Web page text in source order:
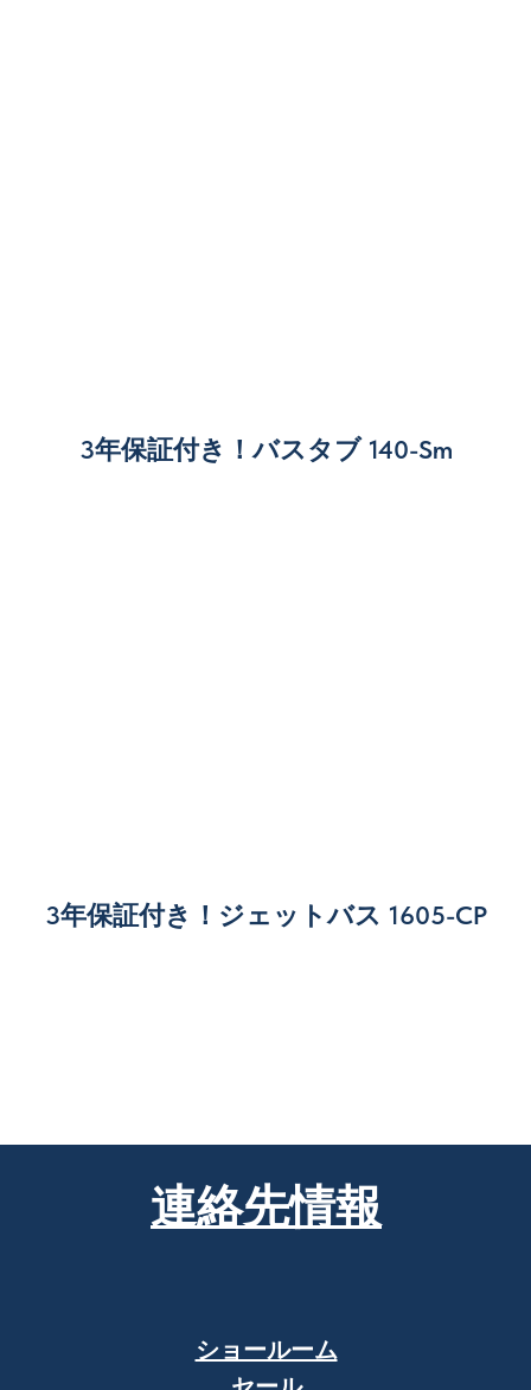
3年保証付き！バスタブ 140-Sm
3年保証付き！ジェットバス 1605-CP
ショールーム
連絡先情報